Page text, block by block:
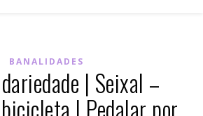
BANALIDADES
| Seixal –